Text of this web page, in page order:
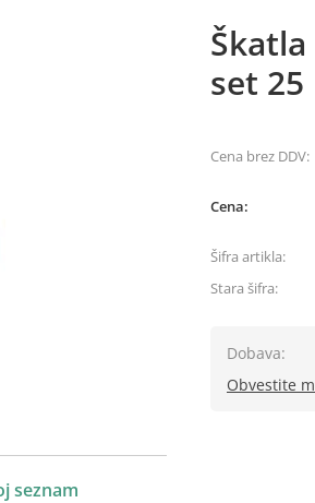
set 25
seznam
Cena brez DDV:
Cena:
Šifra artikla:
Stara šifra:
Dobava:
Obvestite